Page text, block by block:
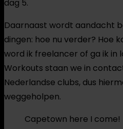
dag 5.
Daarnaast wordt aandacht
dingen: hoe nu verder? Hoe
word ik freelancer of ga ik in
Workouts staan we in
Nederlandse clubs, dus
weggeholpen.
Capetown here I come!